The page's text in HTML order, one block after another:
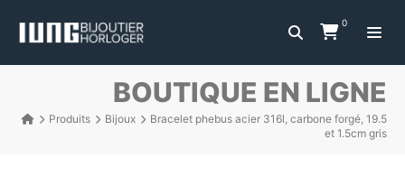
0
BOUTIQUE EN LIGNE
Produits Bijoux
Bracelet phebus acier 316l, carbone forgé, 19.5
et 1.5cm gris